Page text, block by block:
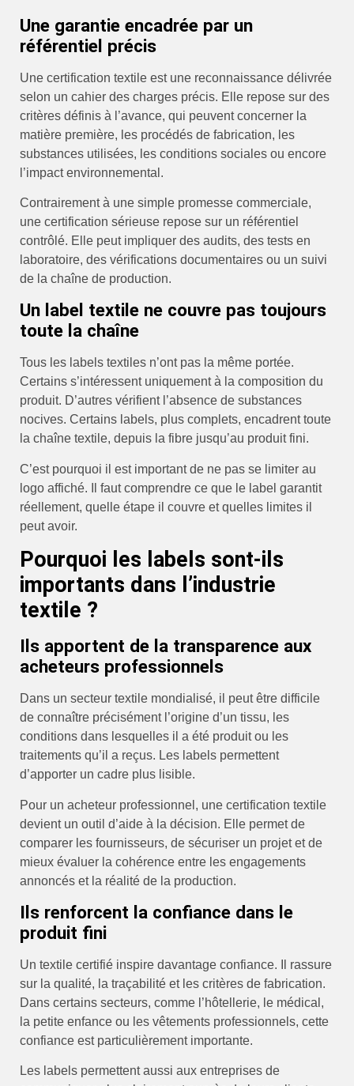
Une garantie encadrée par un
référentiel précis
Une certification textile est une reconnaissance délivrée
selon un cahier des charges précis. Elle repose sur des
critères définis à l’avance, qui peuvent concerner la
matière première, les procédés de fabrication, les
substances utilisées, les conditions sociales ou encore
l’impact environnemental.
Contrairement à une simple promesse commerciale,
une certification sérieuse repose sur un référentiel
contrôlé. Elle peut impliquer des audits, des tests en
laboratoire, des vérifications documentaires ou un suivi
de la chaîne de production.
Un label textile ne couvre pas toujours
toute la chaîne
Tous les labels textiles n’ont pas la même portée.
Certains s’intéressent uniquement à la composition du
produit. D’autres vérifient l’absence de substances
nocives. Certains labels, plus complets, encadrent toute
la chaîne textile, depuis la fibre jusqu’au produit fini.
C’est pourquoi il est important de ne pas se limiter au
logo affiché. Il faut comprendre ce que le label garantit
réellement, quelle étape il couvre et quelles limites il
peut avoir.
Pourquoi les labels sont-ils
importants dans l’industrie
textile ?
Ils apportent de la transparence aux
acheteurs professionnels
Dans un secteur textile mondialisé, il peut être difficile
de connaître précisément l’origine d’un tissu, les
conditions dans lesquelles il a été produit ou les
traitements qu’il a reçus. Les labels permettent
d’apporter un cadre plus lisible.
Pour un acheteur professionnel, une certification textile
devient un outil d’aide à la décision. Elle permet de
comparer les fournisseurs, de sécuriser un projet et de
mieux évaluer la cohérence entre les engagements
annoncés et la réalité de la production.
Ils renforcent la confiance dans le
produit fini
Un textile certifié inspire davantage confiance. Il rassure
sur la qualité, la traçabilité et les critères de fabrication.
Dans certains secteurs, comme l’hôtellerie, le médical,
la petite enfance ou les vêtements professionnels, cette
confiance est particulièrement importante.
Les labels permettent aussi aux entreprises de